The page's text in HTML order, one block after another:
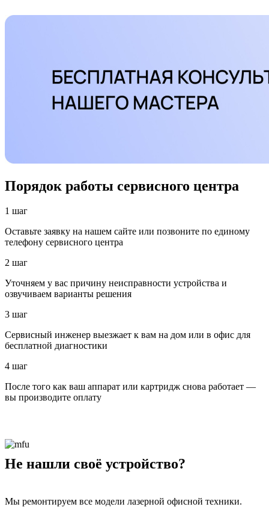
Порядок работы сервисного центра
1 шаг
Оставьте заявку на нашем сайте или позвоните по единому
телефону сервисного центра
2 шаг
Уточняем у вас причину неисправности устройства и
озвучиваем варианты решения
3 шаг
Сервисный инженер выезжает к вам на дом или в офис для
бесплатной диагностики
4 шаг
После того как ваш аппарат или картридж снова работает —
вы производите оплату
Не нашли своё устройство?
Мы ремонтируем все модели лазерной офисной техники.